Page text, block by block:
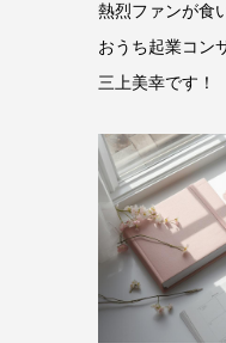
熱烈ファンが食
おうち起業コン
三上美幸です！